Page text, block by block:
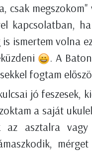
csak
kapcsolatban,
ismertem volna
. A
fogtam
jó feszesek,
a saját
az asztalra